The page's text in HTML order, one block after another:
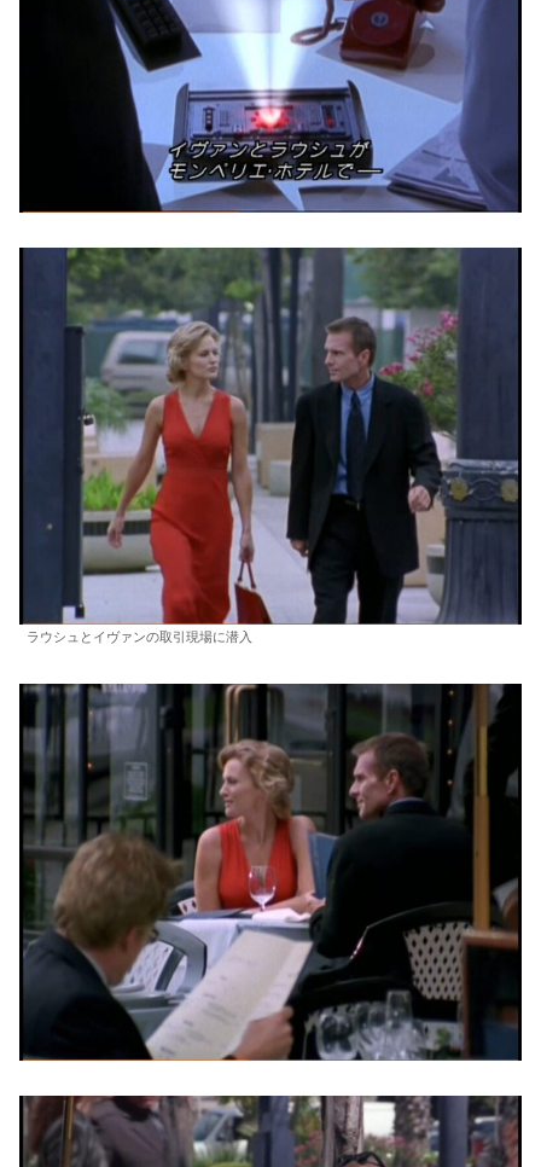
ラウシュとイヴァンの取引現場に潜入